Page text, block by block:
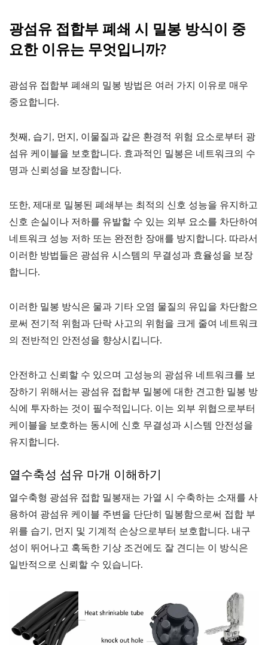
광섬유 접합부 폐쇄 시 밀봉 방식이 중
요한 이유는 무엇입니까?
광섬유 접합부 폐쇄의 밀봉 방법은 여러 가지 이유로 매우
중요합니다.
첫째, 습기, 먼지, 이물질과 같은 환경적 위험 요소로부터 광
섬유 케이블을 보호합니다. 효과적인 밀봉은 네트워크의 수
명과 신뢰성을 보장합니다.
또한, 제대로 밀봉된 폐쇄부는 최적의 신호 성능을 유지하고
신호 손실이나 저하를 유발할 수 있는 외부 요소를 차단하여
네트워크 성능 저하 또는 완전한 장애를 방지합니다. 따라서
이러한 방법들은 광섬유 시스템의 무결성과 효율성을 보장
합니다.
이러한 밀봉 방식은 물과 기타 오염 물질의 유입을 차단함으
로써 전기적 위험과 단락 사고의 위험을 크게 줄여 네트워크
의 전반적인 안전성을 향상시킵니다.
안전하고 신뢰할 수 있으며 고성능의 광섬유 네트워크를 보
장하기 위해서는 광섬유 접합부 밀봉에 대한 견고한 밀봉 방
식에 투자하는 것이 필수적입니다. 이는 외부 위협으로부터
케이블을 보호하는 동시에 신호 무결성과 시스템 안전성을
유지합니다.
열수축성 섬유 마개 이해하기
열수축형 광섬유 접합 밀봉재는 가열 시 수축하는 소재를 사
용하여 광섬유 케이블 주변을 단단히 밀봉함으로써 접합 부
위를 습기, 먼지 및 기계적 손상으로부터 보호합니다. 내구
성이 뛰어나고 혹독한 기상 조건에도 잘 견디는 이 방식은
일반적으로 신뢰할 수 있습니다.